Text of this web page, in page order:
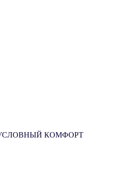
КОМФОРТ